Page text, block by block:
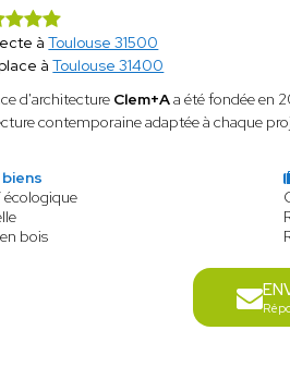
àToulouse 31500
àToulouse 31400
d'architecture Clem+Aa été fondée en
contemporaine adaptée à chaque
écologique
bois